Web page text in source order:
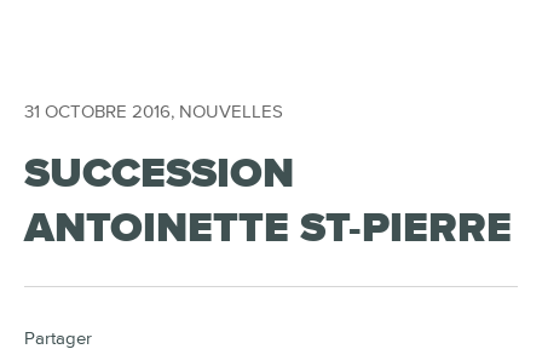
31 OCTOBRE 2016, NOUVELLES
SUCCESSION
ANTOINETTE ST-PIERRE
Partager